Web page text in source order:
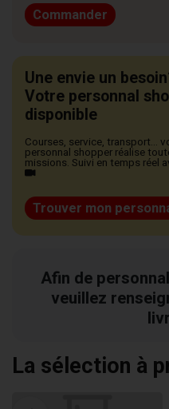
Commander
Une envie un
Votre personnal
disponible
Courses, service, transport...
personnal shopper réalise
missions. Suivi en temps réel
Trouver mon
Afin de
veuillez
La sélection à